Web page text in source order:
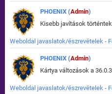
PHOENIX (Admin)
Kisebb javítások
Weboldal javaslatok/észrevételek -
PHOENIX (Admin)
Weboldal javaslatok/észrevételek -